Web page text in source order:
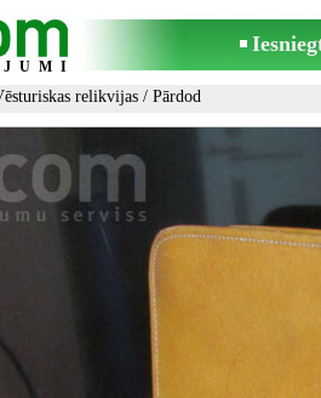
relikvijas / Pārdod